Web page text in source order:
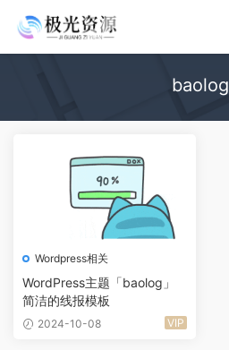
baolog
Wordpress相关
WordPress主题「baolog」
简洁的线报模板
2024-10-08 VIP